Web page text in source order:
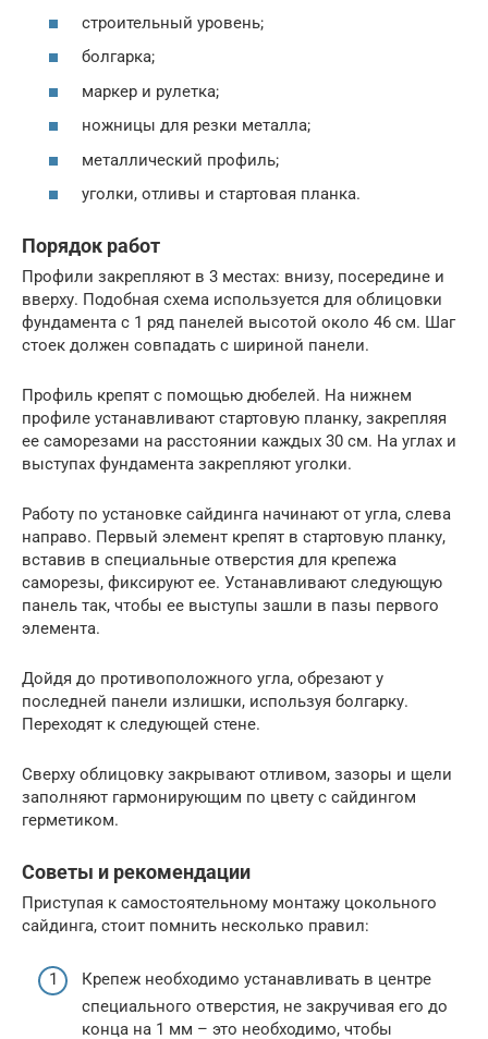
строительный уровень;
болгарка;
маркер и рулетка;
ножницы для резки металла;
металлический профиль;
уголки, отливы и стартовая планка.
Порядок работ
Профили закрепляют в 3 местах: внизу, посередине и
вверху. Подобная схема используется для облицовки
фундамента с 1 ряд панелей высотой около 46 см. Шаг
стоек должен совпадать с шириной панели.
Профиль крепят с помощью дюбелей. На нижнем
профиле устанавливают стартовую планку, закрепляя
ее саморезами на расстоянии каждых 30 см. На углах и
выступах фундамента закрепляют уголки.
Работу по установке сайдинга начинают от угла, слева
направо. Первый элемент крепят в стартовую планку,
вставив в специальные отверстия для крепежа
саморезы, фиксируют ее. Устанавливают следующую
панель так, чтобы ее выступы зашли в пазы первого
элемента.
Дойдя до противоположного угла, обрезают у
последней панели излишки, используя болгарку.
Переходят к следующей стене.
Сверху облицовку закрывают отливом, зазоры и щели
заполняют гармонирующим по цвету с сайдингом
герметиком.
Советы и рекомендации
Приступая к самостоятельному монтажу цокольного
сайдинга, стоит помнить несколько правил:
Крепеж необходимо устанавливать в центре
специального отверстия, не закручивая его до
конца на 1 мм – это необходимо, чтобы